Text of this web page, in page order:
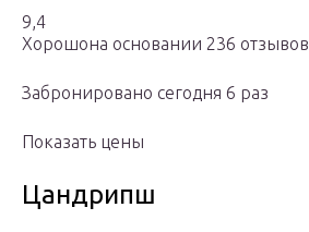
9,4
Хорошона основании 236 отзывов
Забронировано сегодня 6 раз
Показать цены
Цандрипш